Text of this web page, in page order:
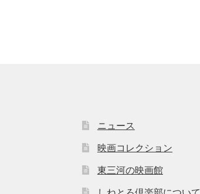
ニュース
映画コレクション
東三河の映画館